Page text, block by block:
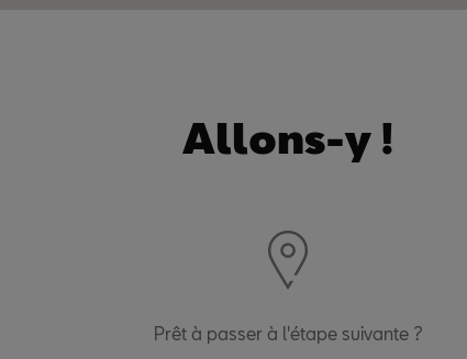
Allons-y !
Prêt à passer à l'étape suivante ?